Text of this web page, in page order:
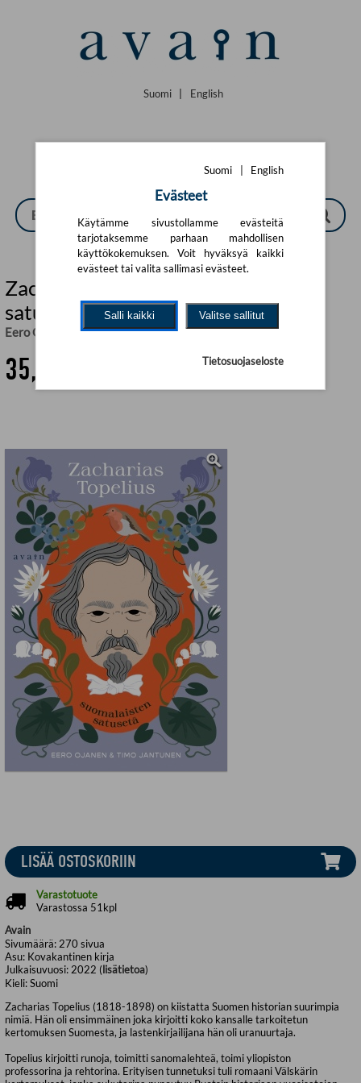
Suomi English
Zacharias Topelius : Suomalaisten
satusetä
Eero Ojanen Timo Jantunen
35,08 €
Avain
Sivumäärä:270 sivua
Asu: Kovakantinen kirja
Julkaisuvuosi:2022 (lisätietoa)
Kieli:Suomi
Zacharias Topelius (1818-1898) on kiistatta Suomen historian suurimpia
nimiä. Hän oli ensimmäinen joka kirjoitti koko kansalle tarkoitetun
kertomuksen Suomesta, ja lastenkirjailijana hän oli uranuurtaja.
Topelius kirjoitti runoja, toimitti sanomalehteä, toimi yliopiston
professorina ja rehtorina. Erityisen tunnetuksi tuli romaani Välskärin
LISÄÄ OSTOSKORIIN
Varastotuote
Varastossa 51kpl
Suomi English
Evästeet
Käytämme sivustollamme evästeitä
tarjotaksemme parhaan mahdollisen
käyttökokemuksen. Voit hyväksyä kaikki
evästeet tai valita sallimasi evästeet.
Salli kaikki Valitse sallitut
Tietosuojaseloste